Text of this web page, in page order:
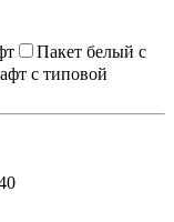
Пакет белый с
с типовой